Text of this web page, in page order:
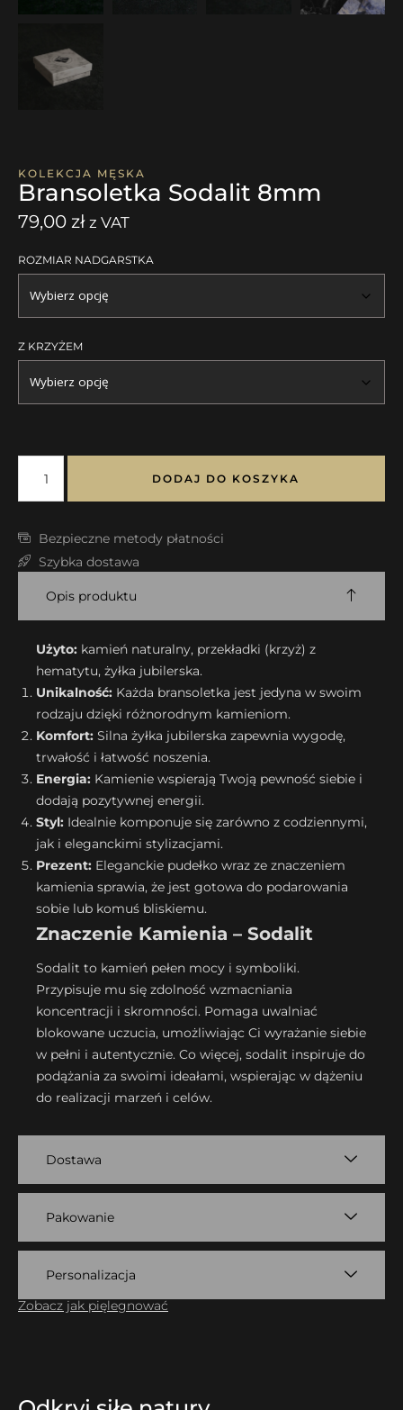
KOLEKCJA MĘSKA
Bransoletka Sodalit 8mm
79,00 zł z VAT
ROZMIAR NADGARSTKA
Z KRZYŻEM
DODAJ DO KOSZYKA
Bezpieczne metody płatności
Szybka dostawa
Opis produktu
Użyto: kamień naturalny, przekładki (krzyż) z
hematytu, żyłka jubilerska.
Unikalność: Każda bransoletka jest jedyna w swoim
rodzaju dzięki różnorodnym kamieniom.
Komfort: Silna żyłka jubilerska zapewnia wygodę,
trwałość i łatwość noszenia.
Energia: Kamienie wspierają Twoją pewność siebie i
dodają pozytywnej energii.
Styl: Idealnie komponuje się zarówno z codziennymi,
jak i eleganckimi stylizacjami.
Prezent: Eleganckie pudełko wraz ze znaczeniem
kamienia sprawia, że jest gotowa do podarowania
sobie lub komuś bliskiemu.
Znaczenie Kamienia – Sodalit
Sodalit to kamień pełen mocy i symboliki.
Przypisuje mu się zdolność wzmacniania
koncentracji i skromności. Pomaga uwalniać
blokowane uczucia, umożliwiając Ci wyrażanie siebie
w pełni i autentycznie. Co więcej, sodalit inspiruje do
podążania za swoimi ideałami, wspierając w dążeniu
do realizacji marzeń i celów.
Dostawa
Pakowanie
Personalizacja
Zobacz jak pięlegnować